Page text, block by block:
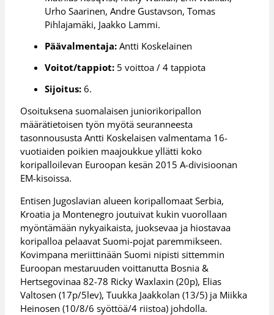
Urho Saarinen, Andre Gustavson, Tomas
Pihlajamäki, Jaakko Lammi.
Päävalmentaja: Antti Koskelainen
Voitot/tappiot: 5 voittoa / 4 tappiota
Sijoitus: 6.
Osoituksena suomalaisen juniorikoripallon
määrätietoisen työn myötä seuranneesta
tasonnoususta Antti Koskelaisen valmentama 16-
vuotiaiden poikien maajoukkue yllätti koko
koripalloilevan Euroopan kesän 2015 A-divisioonan
EM-kisoissa.
Entisen Jugoslavian alueen koripallomaat Serbia,
Kroatia ja Montenegro joutuivat kukin vuorollaan
myöntämään nykyaikaista, juoksevaa ja hiostavaa
koripalloa pelaavat Suomi-pojat paremmikseen.
Kovimpana meriittinään Suomi nipisti sittemmin
Euroopan mestaruuden voittanutta Bosnia &
Hertsegovinaa 82-78 Ricky Waxlaxin (20p), Elias
Valtosen (17p/5lev), Tuukka Jaakkolan (13/5) ja Miikka
Heinosen (10/8/6 syöttöä/4 riistoa) johdolla.